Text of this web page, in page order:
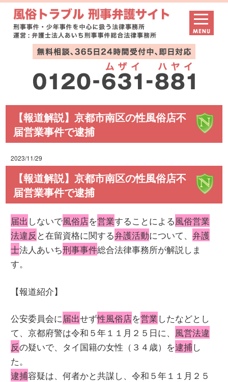
【報道解説】京都市南区の性風俗店不
届営業事件で逮捕
2023/11/29
【報道解説】京都市南区の性風俗店不
届営業事件で逮捕
届出 しないで風俗店を営業することによる風俗営業
法違反 と在留資格に関する弁護活動について、弁護
士法人あいち刑事事件総合法律事務所が解説しま
す。
【報道紹介】
公安委員会に届出せず性風俗店を営業したなどとし
て、京都府警は令和５年１１月２５日に、 風営法違
反の疑いで、タイ国籍の女性（３４歳）を逮捕し
た。
逮捕容疑は、何者かと共謀し、令和５年１１月２５